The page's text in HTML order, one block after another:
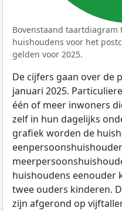
Bovenstaand
huishoudens voor het
gelden voor 2025.
De cijfers gaan over de
januari 2025.
één of meer inwoners
zelf in hun dagelijks
grafiek worden de
huishoudens eenouder
twee ouders kinderen.
zijn afgerond op